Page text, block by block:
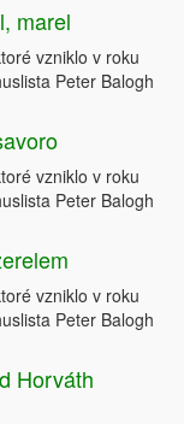
marel
vzniklo v roku
Peter Balogh
vzniklo v roku
Peter Balogh
vzniklo v roku
Peter Balogh
Horváth